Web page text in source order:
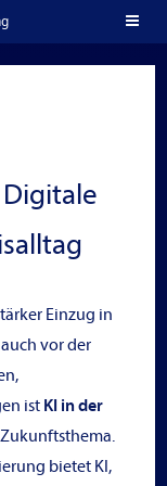
Einzug in
vor der
ist KI in der
bietet KI,